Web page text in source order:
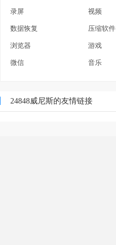
录屏 视频
数据恢复 压缩软件
浏览器 游戏
微信 音乐
24848威尼斯的友情链接